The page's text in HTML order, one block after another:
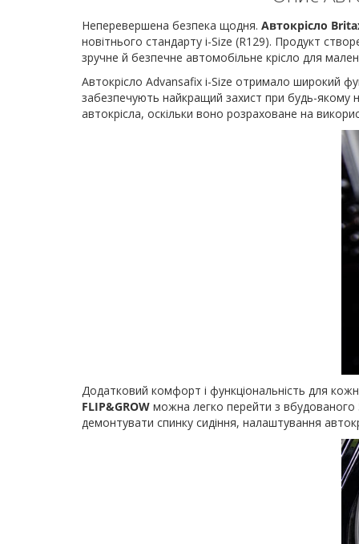
Неперевершена безпека щодня. Автокрісло
новітнього стандарту i-Size (R129). Продукт
зручне й безпечне автомобільне крісло для
Автокрісло Advansafix i-Size отримало широкий
забезпечують найкращий захист при будь-
автокрісла, оскільки воно розраховане на
Додатковий комфорт і функціональність для
FLIP&GROW можна легко перейти з вбудованого
демонтувати спинку сидіння, налаштування